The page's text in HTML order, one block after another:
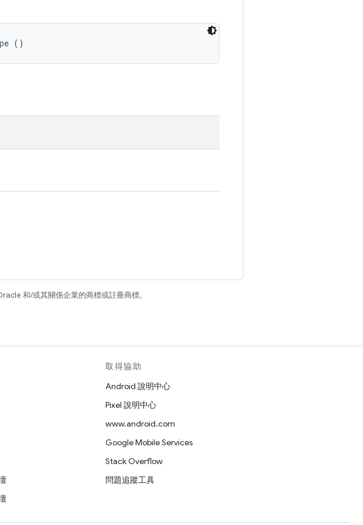
()
和/或其關係企業的商標或註冊商標。
取得協助
Android 說明中心
Pixel 說明中心
www.android.com
Google Mobile Services
Stack Overflow
問題追蹤工具